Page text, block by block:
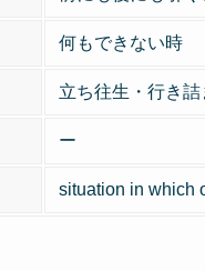
何もできない時
立ち往生・行き詰
ー
situation in which